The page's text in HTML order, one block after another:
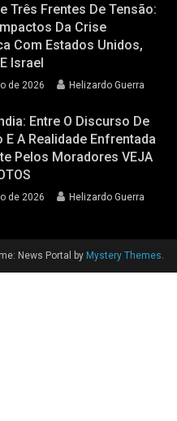
Três Frentes De Tensão:
Da Crise
Com Estados Unidos,
Israel
de 2026 Helizardo Guerra
Entre O Discurso De
A Realidade Enfrentada
Pelos Moradores VEJA
de 2026 Helizardo Guerra
News Portal by Mystery Themes